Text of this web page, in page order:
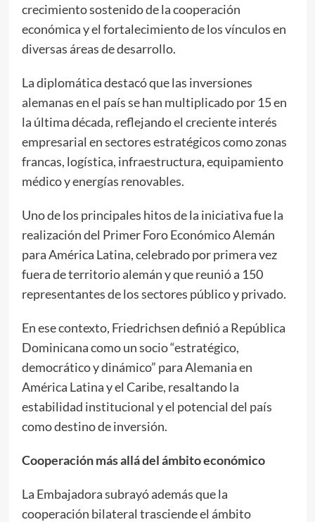
crecimiento sostenido de la cooperación
económica y el fortalecimiento de los vínculos en
diversas áreas de desarrollo.
La diplomática destacó que las inversiones
alemanas en el país se han multiplicado por 15 en
la última década, reflejando el creciente interés
empresarial en sectores estratégicos como zonas
francas, logística, infraestructura, equipamiento
médico y energías renovables.
Uno de los principales hitos de la iniciativa fue la
realización del Primer Foro Económico Alemán
para América Latina, celebrado por primera vez
fuera de territorio alemán y que reunió a 150
representantes de los sectores público y privado.
En ese contexto, Friedrichsen definió a República
Dominicana como un socio “estratégico,
democrático y dinámico” para Alemania en
América Latina y el Caribe, resaltando la
estabilidad institucional y el potencial del país
como destino de inversión.
Cooperación más allá del ámbito económico
La Embajadora subrayó además que la
cooperación bilateral trasciende el ámbito